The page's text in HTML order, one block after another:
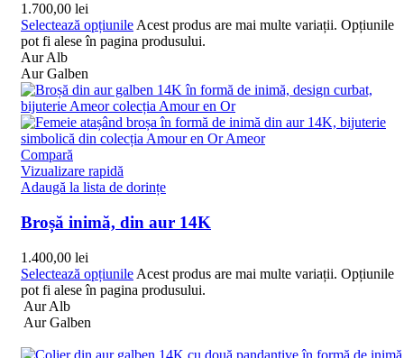
1.700,00 lei
Selectează opțiunile Acest produs are mai multe variații. Opțiunile
pot fi alese în pagina produsului.
Aur Alb
Aur Galben
Compară
Vizualizare rapidă
Adaugă la lista de dorințe
Broșă inimă, din aur 14K
1.400,00 lei
Selectează opțiunile Acest produs are mai multe variații. Opțiunile
pot fi alese în pagina produsului.
Aur Alb
Aur Galben